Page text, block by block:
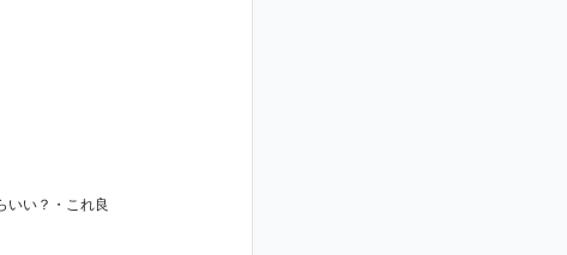
いい？・これ良